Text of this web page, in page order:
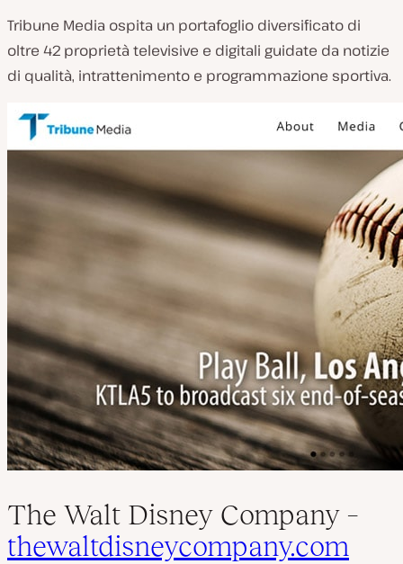
Tribune Media ospita un portafoglio diversificato di
oltre 42 proprietà televisive e digitali guidate da notizie
di qualità, intrattenimento e programmazione sportiva.
The Walt Disney Company –
thewaltdisneycompany.com